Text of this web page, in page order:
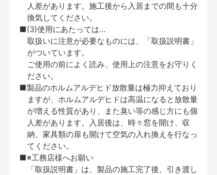
人差があります。施工後から入居までの間も十分
換気してください。
■(3)使用にあたっては…
取扱いに注意が必要なものには、「取扱説明書」
がついています。
ご使用の前によく読み、使用上の注意をお守りく
ださい。
■製品のホルムアルデヒド放散量は極力抑えており
ますが、ホルムアルデヒドは高温になると放散量
が増える性質があり、また臭い等の感じ方にも個
人差があります。入居後は、時々窓を開け、収
納、家具類の扉も開けて空気の入れ換えを行なっ
てください。
■※工務店様へお願い
「取扱説明書」は、製品の施工完了後、引き渡し